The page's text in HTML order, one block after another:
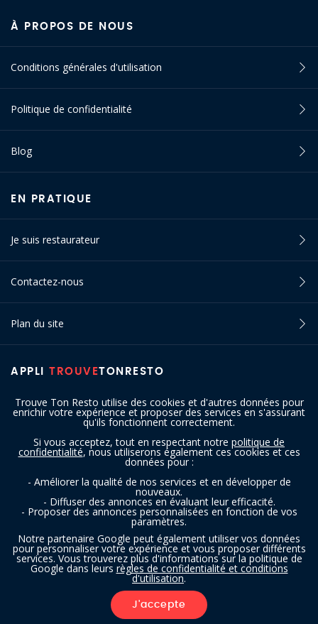
Trouve Ton Resto utilise des cookies et d'autres données pour
enrichir votre expérience et proposer des services en s'assurant
qu'ils fonctionnent correctement.
Si vous acceptez, tout en respectant notre politique de
confidentialité, nous utiliserons également ces cookies et ces
données pour :
- Améliorer la qualité de nos services et en développer de
nouveaux.
- Diffuser des annonces en évaluant leur efficacité.
- Proposer des annonces personnalisées en fonction de vos
paramètres.
Notre partenaire Google peut également utiliser vos données
pour personnaliser votre expérience et vous proposer différents
services. Vous trouverez plus d'informations sur la politique de
Google dans leurs règles de confidentialité et conditions
d'utilisation.
J'accepte
APPLI TROUVETONRESTO
À PROPOS DE NOUS
Conditions générales d'utilisation
Politique de confidentialité
Blog
EN PRATIQUE
Je suis restaurateur
Contactez-nous
Plan du site
SUIVEZ-NOUS
Copyright © 2016 - 2026 trouvetonresto.be ‐ Tous droits réservés | JDC
Resto SRL | Rue de Mettet 12 - 5640 Mettet (Belgique)